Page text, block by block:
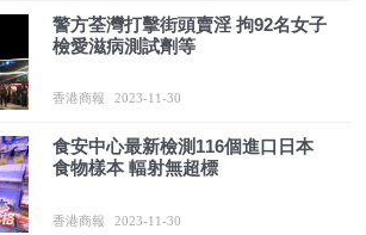
警方荃灣打擊街頭賣淫 拘92名女子
檢愛滋病測試劑等
香港商報 2023-11-30
食安中心最新檢測116個進口日本
食物樣本 輻射無超標
香港商報 2023-11-30